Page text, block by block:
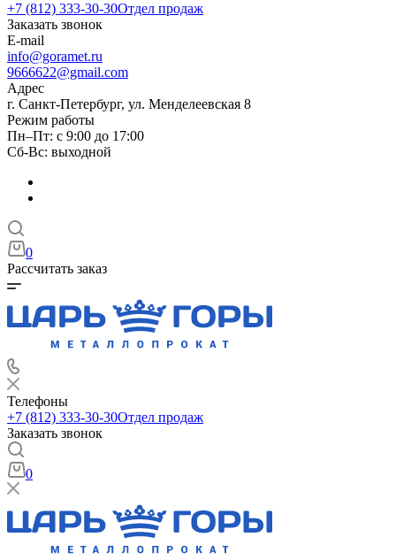
+7 (812) 333-30-30Отдел продаж
Заказать звонок
E-mail
info@goramet.ru
9666622@gmail.com
Адрес
г. Санкт-Петербург, ул. Менделеевская 8
Режим работы
Пн–Пт: с 9:00 до 17:00
Сб-Вс: выходной
0
Рассчитать заказ
Телефоны
+7 (812) 333-30-30Отдел продаж
Заказать звонок
0